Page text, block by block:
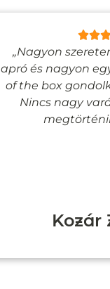
„Nagyon
apró és nagyon
of the box
Nincs nagy
Kozár